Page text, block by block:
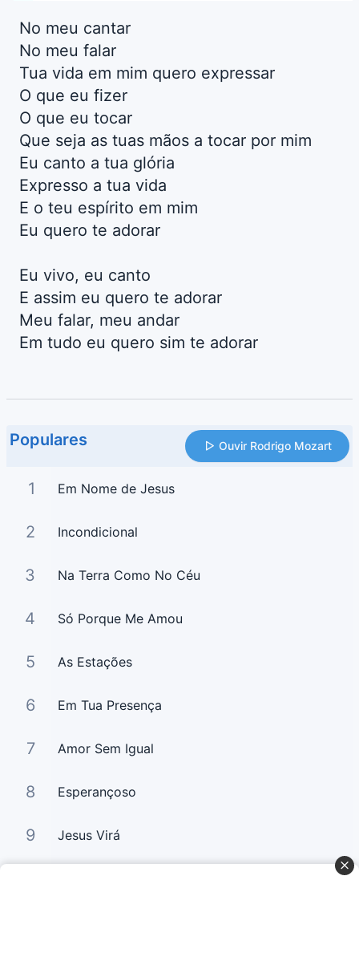
No meu cantar
No meu falar
Tua vida em mim quero expressar
O que eu fizer
O que eu tocar
Que seja as tuas mãos a tocar por mim
Eu canto a tua glória
Expresso a tua vida
E o teu espírito em mim
Eu quero te adorar
Eu vivo, eu canto
E assim eu quero te adorar
Meu falar, meu andar
Em tudo eu quero sim te adorar
Populares Ouvir Rodrigo Mozart
1 Em Nome de Jesus
2 Incondicional
3 Na Terra Como No Céu
4 Só Porque Me Amou
5 As Estações
6 Em Tua Presença
7 Amor Sem Igual
8 Esperançoso
9 Jesus Virá